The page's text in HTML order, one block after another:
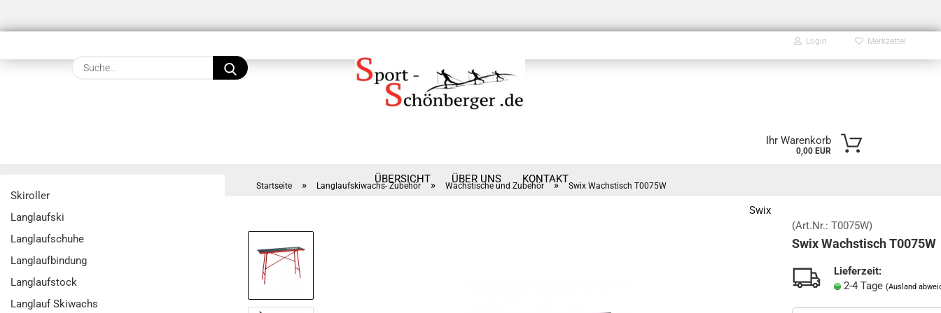
Login Merkzettel
Suche...
Ihr Warenkorb
0,00 EUR
ÜBERSICHT ÜBER UNS KONTAKT
Startseite » Langlaufskiwachs- Zubehör » Wachstische und Zubehör » Swix Wachstisch T0075W
Swix
(Art.Nr.: T0075W)
Swix Wachstisch T0075W
Lieferzeit:
2-4 Tage (Ausland
Skiroller
Langlaufski
Langlaufschuhe
Langlaufbindung
Langlaufstock
Langlauf Skiwachs